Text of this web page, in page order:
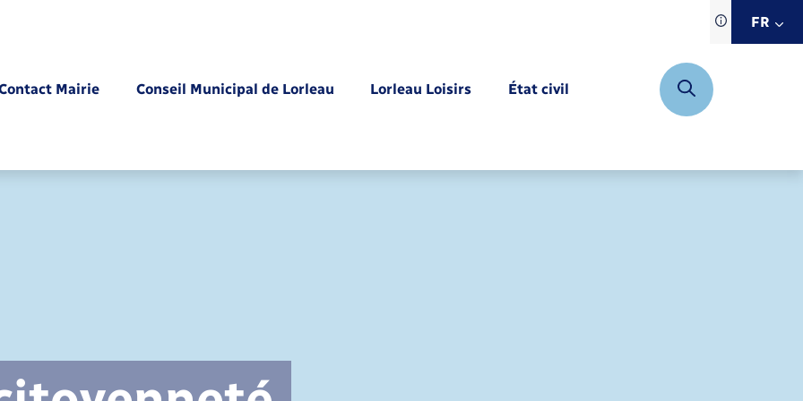
Traduction
siteFR
Mairie Conseil Municipal de Lorleau Lorleau Loisirs État civil